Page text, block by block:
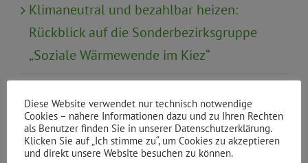
Klimaneutral und bezahlbar heizen:
Rückblick auf die Sonderbezirksgruppe
„Soziale Wärmewende im Kiez“
Mündliche Anfrage: Gewaltschutz von
Frauen mit Behinderung in
Diese Website verwendet nur technisch notwendige
Cookies – nähere Informationen dazu und zu Ihren Rechten
als Benutzer finden Sie in unserer Datenschutzerklärung.
Klicken Sie auf „Ich stimme zu“, um Cookies zu akzeptieren
und direkt unsere Website besuchen zu können.